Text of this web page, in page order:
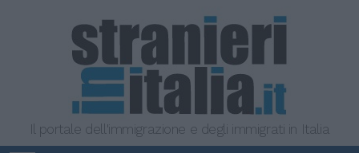
Il portale dell'immigrazione e degli immigrati in Italia